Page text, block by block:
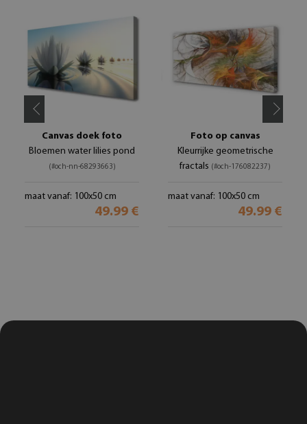
Canvas doek foto
Bloemen water lilies pond
(#och-nn-68293663)
maat vanaf: 100x50 cm
49.99 €
Foto op canvas
Kleurrijke geometrische
fractals (#och-176082237)
maat vanaf: 100x50 cm
49.99 €